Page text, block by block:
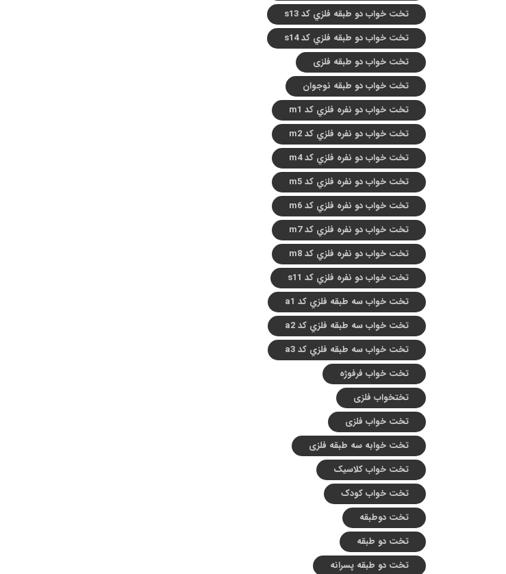
تخت خواب دو طبقه فلزي کد s13
تخت خواب دو طبقه فلزي کد s14
تخت خواب دو طبقه فلزی
تخت خواب دو طبقه نوجوان
تخت خواب دو نفره فلزي کد m1
تخت خواب دو نفره فلزي کد m2
تخت خواب دو نفره فلزي کد m4
تخت خواب دو نفره فلزي کد m5
تخت خواب دو نفره فلزي کد m6
تخت خواب دو نفره فلزي کد m7
تخت خواب دو نفره فلزي کد m8
تخت خواب دو نفره فلزي کد s11
تخت خواب سه طبقه فلزي کد a1
تخت خواب سه طبقه فلزي کد a2
تخت خواب سه طبقه فلزي کد a3
تخت خواب فرفوژه
تختخواب فلزی
تخت خواب فلزی
تخت خوابه سه طبقه فلزی
تخت خواب کلاسیک
تخت خواب کودک
تخت دوطبقه
تخت دو طبقه
تخت دو طبقه پسرانه